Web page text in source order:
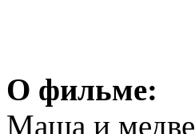
О фильме:
Маша и